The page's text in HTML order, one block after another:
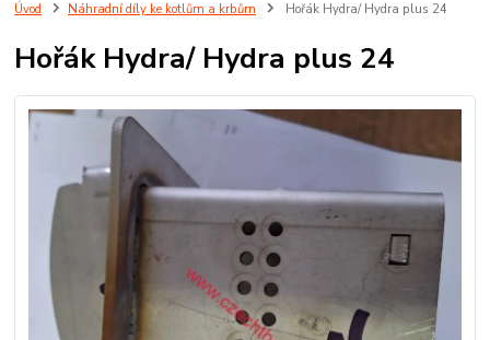
Úvod Náhradní díly ke kotlům a krbům Hořák Hydra/ Hydra plus 24
Hořák Hydra/ Hydra plus 24